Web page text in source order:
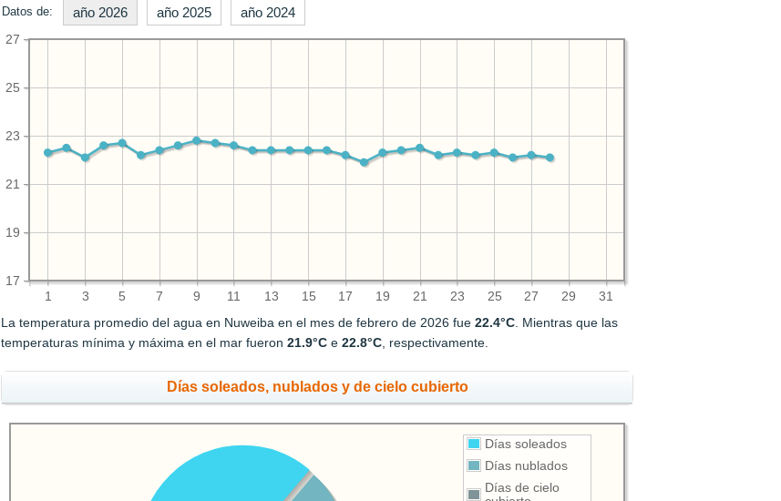
Datos de: año 2026 año 2025 año 2024
1 3 5 7 9 11 13 15 17 19 21 23 25 27 29 31
17
19
21
23
25
27
La temperatura promedio del agua en Nuweiba en el mes de febrero de 2026 fue22.4°C. Mientras que las
temperaturas mínima y máxima en el mar fueron21.9°C e22.8°C, respectivamente.
Días soleados, nublados y de cielo cubierto
Días soleados
Días nublados
Días de cielo